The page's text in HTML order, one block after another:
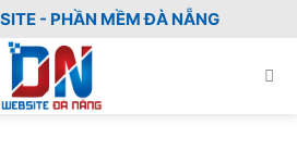
- PHẦN MỀM ĐÀ NẴNG